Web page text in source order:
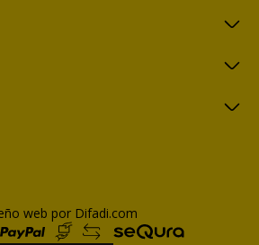
web por Difadi.com